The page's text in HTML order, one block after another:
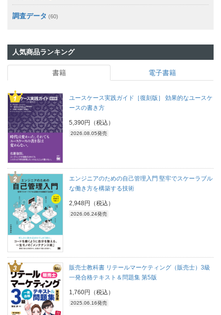
調査データ (60)
人気商品ランキング
書籍 電子書籍
ユースケース実践ガイド［復刻版］ 効果的なユースケ
ースの書き方
5,390円（税込）
2026.08.05発売
エンジニアのための自己管理入門 堅牢でスケーラブル
な働き方を構築する技術
2,948円（税込）
2026.06.24発売
販売士教科書 リテールマーケティング（販売士）3級
一発合格テキスト＆問題集 第5版
1,760円（税込）
2025.06.16発売